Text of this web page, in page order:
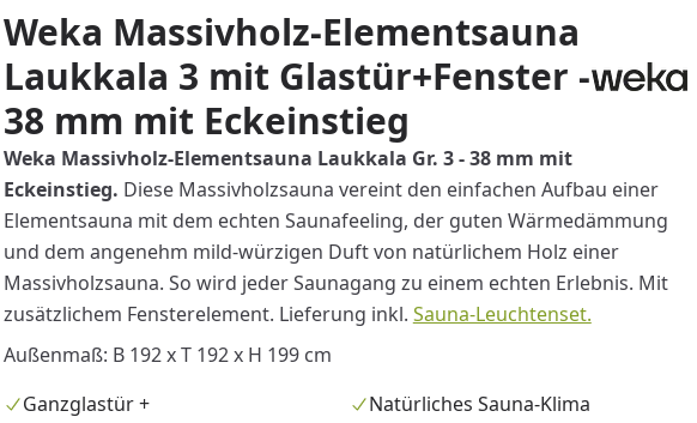
Weka Massivholz-Elementsauna
Laukkala 3 mit Glastür+Fenster -
38 mm mit Eckeinstieg
Weka Massivholz-Elementsauna Laukkala Gr. 3 - 38 mm mit
Eckeinstieg. Diese Massivholzsauna vereint den einfachen Aufbau einer
Elementsauna mit dem echten Saunafeeling, der guten Wärmedämmung
und dem angenehm mild-würzigen Duft von natürlichem Holz einer
Massivholzsauna. So wird jeder Saunagang zu einem echten Erlebnis. Mit
zusätzlichem Fensterelement. Lieferung inkl. Sauna-Leuchtenset.
Außenmaß: B 192 x T 192 x H 199 cm
Ganzglastür +
Natürliches Sauna-Klima